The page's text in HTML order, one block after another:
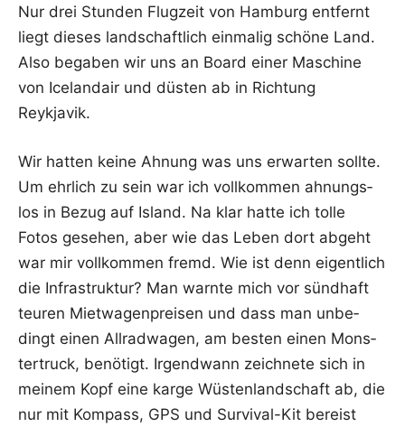
Nur drei Stun­den Flug­zeit von Ham­burg ent­fernt
liegt die­ses land­schaft­lich ein­ma­lig schö­ne Land.
Also bega­ben wir uns an Board einer Maschi­ne
von Iceland­air und düs­ten ab in Rich­tung
Reykjavik.
Wir hat­ten kei­ne Ahnung was uns erwar­ten soll­te.
Um ehr­lich zu sein war ich voll­kom­men ahnungs­
los in Bezug auf Island. Na klar hat­te ich tol­le
Fotos gese­hen, aber wie das Leben dort abgeht
war mir voll­kom­men fremd. Wie ist denn eigent­lich
die Infra­struk­tur? Man warn­te mich vor sünd­haft
teu­ren Miet­wa­gen­prei­sen und dass man unbe­
dingt einen All­rad­wa­gen, am bes­ten einen Mons­
ter­truck, benö­tigt. Irgend­wann zeich­ne­te sich in
mei­nem Kopf eine kar­ge Wüs­ten­land­schaft ab, die
nur mit Kom­pass, GPS und Sur­vi­val-Kit bereist